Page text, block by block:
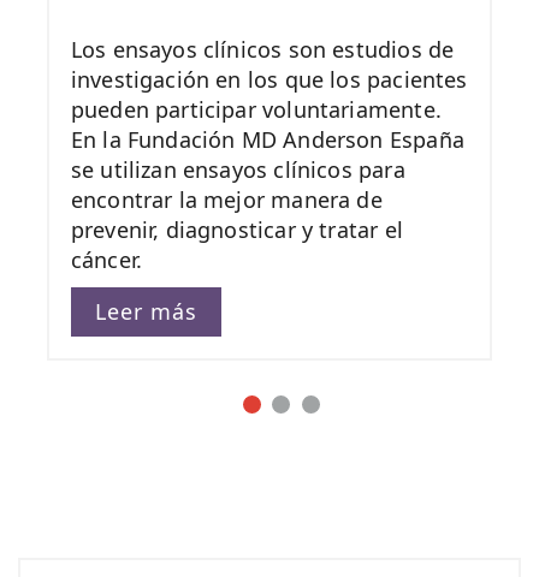
Los ensayos clínicos son estudios de
investigación en los que los pacientes
pueden participar voluntariamente.
En la Fundación MD Anderson España
se utilizan ensayos clínicos para
encontrar la mejor manera de
prevenir, diagnosticar y tratar el
cáncer.
Leer más